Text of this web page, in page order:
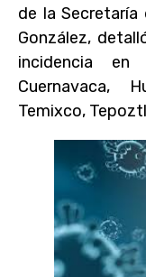
de la Secretaría
González,
incidencia en
Cuernavaca,
Temixco,